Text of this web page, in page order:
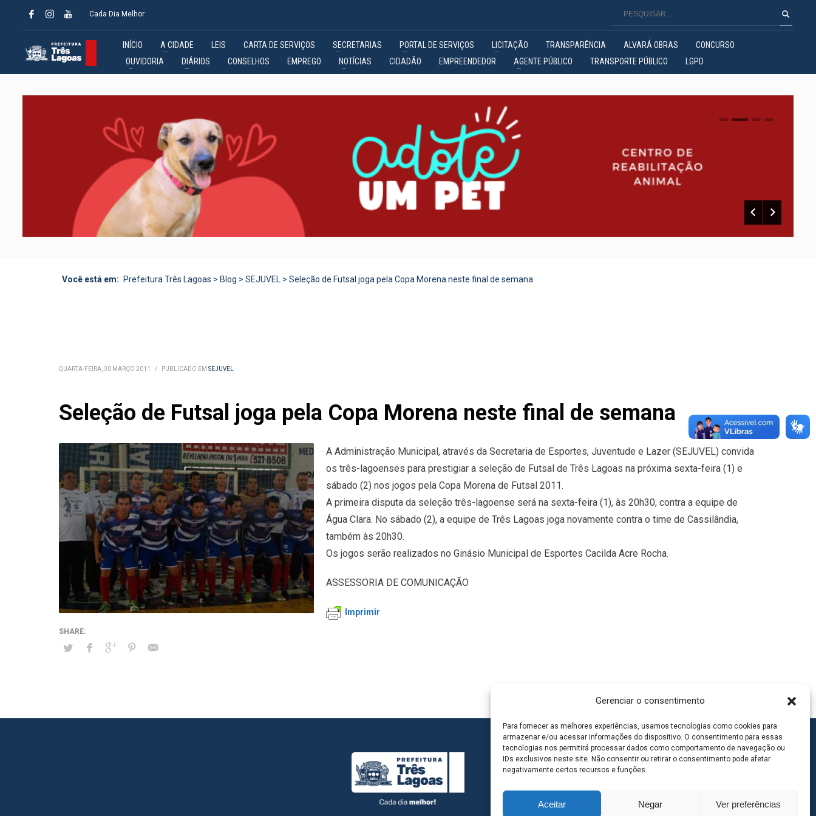
Gerenciar o consentimento
Para fornecer as melhores experiências, usamos tecnologias como cookies para
armazenar e/ou acessar informações do dispositivo. O consentimento para essas
tecnologias nos permitirá processar dados como comportamento de navegação ou
IDs exclusivos neste site. Não consentir ou retirar o consentimento pode afetar
negativamente certos recursos e funções.
Aceitar Negar Ver preferências
Cada Dia Melhor
INÍCIO A CIDADE LEIS CARTA DE SERVIÇOS SECRETARIAS PORTAL DE SERVIÇOS LICITAÇÃO TRANSPARÊNCIA ALVARÁ OBRAS
CONCURSO
OUVIDORIA
DIÁRIOS CONSELHOS EMPREGO NOTÍCIAS CIDADÃO EMPREENDEDOR AGENTE PÚBLICO TRANSPORTE PÚBLICO LGPD
0 1 2
Você está em: Prefeitura Três Lagoas > Blog > SEJUVEL > Seleção de Futsal joga pela Copa Morena neste final de semana
QUARTA-FEIRA, 30 MARÇO 2011 / PUBLICADO EM SEJUVEL
Seleção de Futsal joga pela Copa Morena neste final de semana
A Administração Municipal, através da Secretaria de Esportes, Juventude e Lazer (SEJUVEL) convida
os três-lagoenses para prestigiar a seleção de Futsal de Três Lagoas na próxima sexta-feira (1) e
sábado (2) nos jogos pela Copa Morena de Futsal 2011.
A primeira disputa da seleção três-lagoense será na sexta-feira (1), às 20h30, contra a equipe de
Água Clara. No sábado (2), a equipe de Três Lagoas joga novamente contra o time de Cassilândia,
também às 20h30.
Os jogos serão realizados no Ginásio Municipal de Esportes Cacilda Acre Rocha.
ASSESSORIA DE COMUNICAÇÃO
Imprimir